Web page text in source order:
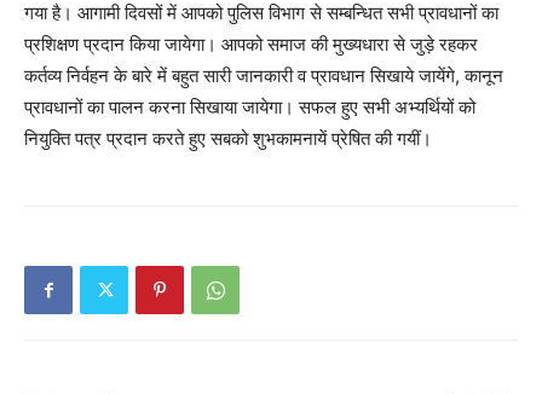
गया है। आगामी दिवसों में आपको पुलिस विभाग से सम्बन्धित सभी प्रावधानों का
प्रशिक्षण प्रदान किया जायेगा। आपको समाज की मुख्यधारा से जुड़े रहकर
कर्तव्य निर्वहन के बारे में बहुत सारी जानकारी व प्रावधान सिखाये जायेंगे, कानून
प्रावधानों का पालन करना सिखाया जायेगा। सफल हुए सभी अभ्यर्थियों को
नियुक्ति पत्र प्रदान करते हुए सबको शुभकामनायें प्रेषित की गयीं।